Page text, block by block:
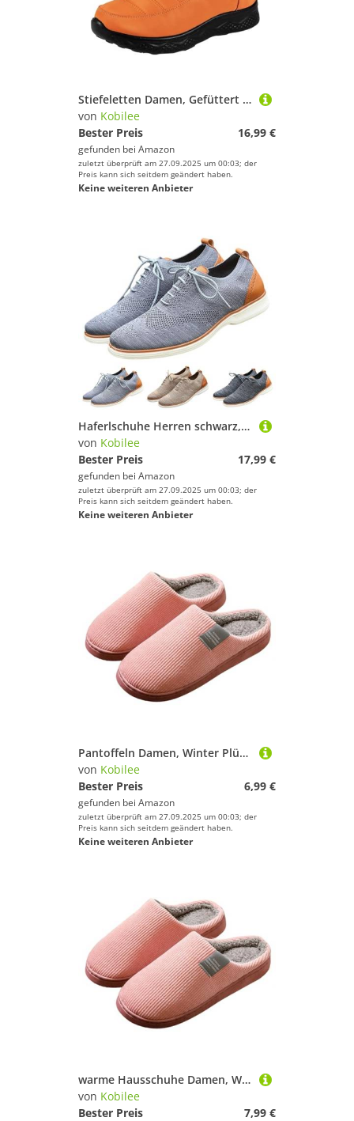
Stiefeletten Damen, Gefüttert Warm Reißverschluss Winterstiefel Kurzschaft Bequem Wasserdicht Schneeschuhe Damen Flach rutschfest Winterboots Schlupfstiefel Orange 41/EU
von Kobilee
Bester Preis
16,99 €
gefunden bei Amazon
zuletzt überprüft am 27.09.2025 um 00:03; der
Preis kann sich seitdem geändert haben.
Keine weiteren Anbieter
Haferlschuhe Herren schwarz, Ideal für Trachten & Festlichkeiten Elegante Leichtgewicht Oktoberfest Schuhe Trachtenmode Outdoor Hochwertiger Freizeitschuhe Modern Bequeme Walkingschuhe Trachtenschuhe
von Kobilee
Bester Preis
17,99 €
gefunden bei Amazon
zuletzt überprüft am 27.09.2025 um 00:03; der
Preis kann sich seitdem geändert haben.
Keine weiteren Anbieter
Pantoffeln Damen, Winter Plüsch Pantoffeln Damen Warm Filzpantoffeln Frauen Bequeme Slippers Unisex 02Pink 40-41/EU
von Kobilee
Bester Preis
6,99 €
gefunden bei Amazon
zuletzt überprüft am 27.09.2025 um 00:03; der
Preis kann sich seitdem geändert haben.
Keine weiteren Anbieter
warme Hausschuhe Damen, Winter Plüsch Pantoffeln Herren Warm Filzpantoffeln Frauen Bequeme Slippers Unisex 02Pink 36-37/EU
von Kobilee
Bester Preis
7,99 €